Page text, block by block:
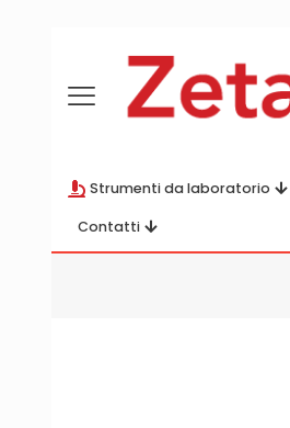
Strumenti da laboratorio
Contatti